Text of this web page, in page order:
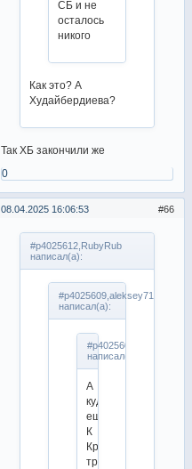
СБ и не
осталось
никого
Как это? А
Худайбердиева?
Так ХБ закончили же
0
66
08.04.2025 16:06:53
#p4025612,RubyRub
написал(а):
#p4025609,aleksey71
написал(а):
#p4025607,RubyRub
написал(а):
А
куда
еще)
К
Крыловой
третьей